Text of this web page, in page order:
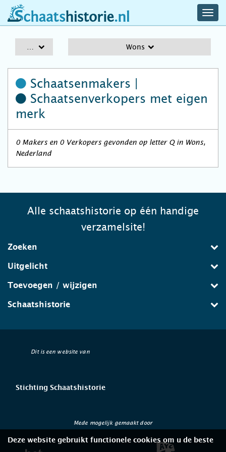
schaatshistorie.nl
Wons
Schaatsenmakers |
Schaatsenverkopers met eigen
merk
0 Makers en 0 Verkopers gevonden op letter Q in Wons,
Nederland
Alle schaatshistorie op één handige
verzamelsite!
Zoeken
Uitgelicht
Toevoegen / wijzigen
Schaatshistorie
Dit is een website van
Stichting Schaatshistorie
Mede mogelijk gemaakt door
Deze website gebruikt functionele cookies om u de beste